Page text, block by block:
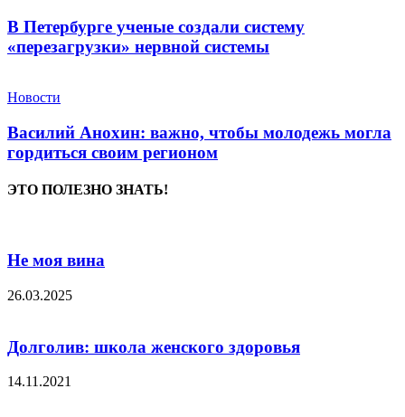
В Петербурге ученые создали систему
«перезагрузки» нервной системы
Новости
Василий Анохин: важно, чтобы молодежь могла
гордиться своим регионом
ЭТО ПОЛЕЗНО ЗНАТЬ!
Не моя вина
26.03.2025
Долголив: школа женского здоровья
14.11.2021